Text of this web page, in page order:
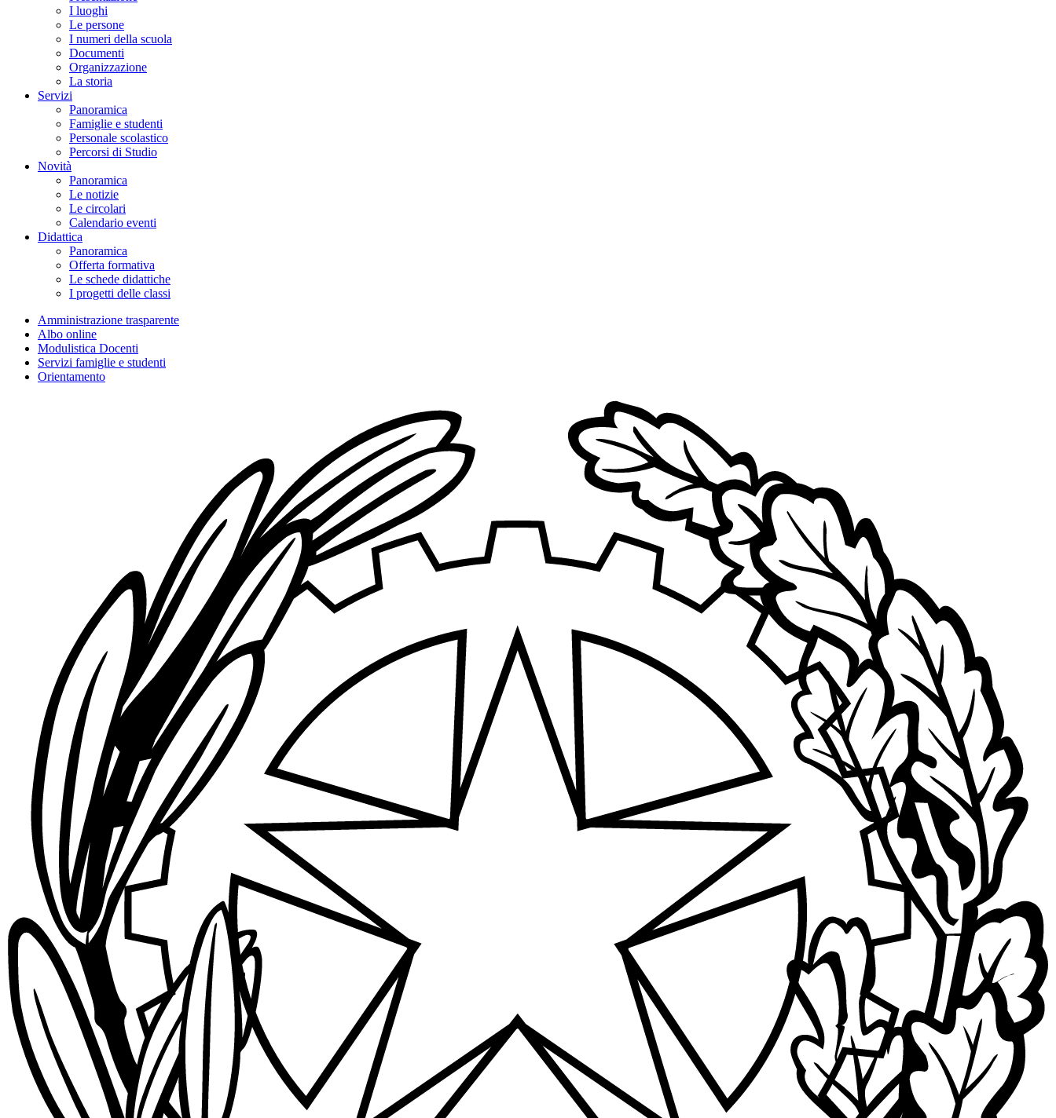
I luoghi
Le persone
I numeri della scuola
Documenti
Organizzazione
La storia
Servizi
Panoramica
Famiglie e studenti
Personale scolastico
Percorsi di Studio
Novità
Panoramica
Le notizie
Le circolari
Calendario eventi
Didattica
Panoramica
Offerta formativa
Le schede didattiche
I progetti delle classi
Amministrazione trasparente
Albo online
Modulistica Docenti
Servizi famiglie e studenti
Orientamento